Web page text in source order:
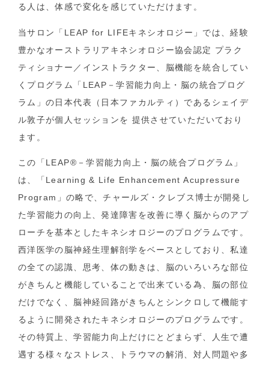
る人は、体感で変化を感じていただけます。
当サロン「LEAP for LIFEキネシオロジー」では、経験
豊かなオーストラリアキネシオロジー協会認定 プラク
ティショナー／インストラクター、脳機能を統合してい
くプログラム「LEAP－学習能力向上・脳の統合プログ
ラム」の日本代表（日本ファカルティ）であるシェイデ
ル敦子が個人セッションを 提供させていただいており
ます。
この「LEAP®－学習能力向上・脳の統合プログラム」
は、「Learning & Life Enhancement Acupressure
Program」の略で、チャールズ・クレブス博士が開発し
た学習能力の向上、発達障害を改善に導く脳からのアプ
ローチを基本としたキネシオロジーのプログラムです。
西洋医学の脳神経生理解剖学をベースとしており、私達
の全ての認識、思考、体の動きは、脳のいろいろな部位
がきちんと機能していることで出来ている為、脳の部位
だけでなく、脳神経回路がきちんとシンクロして機能す
るように開発されたキネシオロジーのプログラムです。
その特質上、学習能力向上だけにとどまらず、人生で遭
遇する様々なストレス、トラウマの解消、対人問題や多